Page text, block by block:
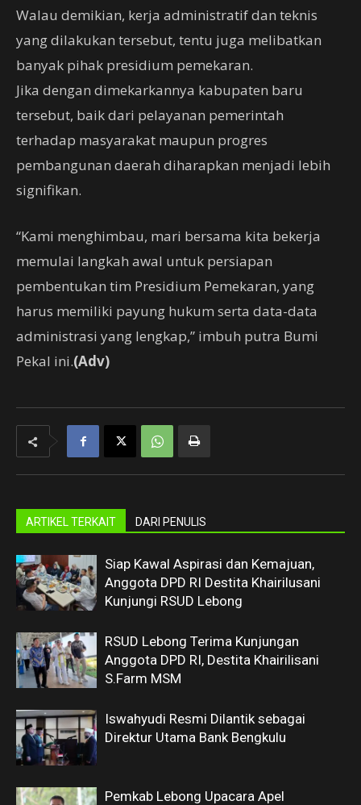
Walau demikian, kerja administratif dan teknis
yang dilakukan tersebut, tentu juga melibatkan
banyak pihak presidium pemekaran.
Jika dengan dimekarkannya kabupaten baru
tersebut, baik dari pelayanan pemerintah
terhadap masyarakat maupun progres
pembangunan daerah diharapkan menjadi lebih
signifikan.
“Kami menghimbau, mari bersama kita bekerja
memulai langkah awal untuk persiapan
pembentukan tim Presidium Pemekaran, yang
harus memiliki payung hukum serta data-data
administrasi yang lengkap,” imbuh putra Bumi
Pekal ini.(Adv)
ARTIKEL TERKAIT DARI PENULIS
Siap Kawal Aspirasi dan Kemajuan,
Anggota DPD RI Destita Khairilusani
Kunjungi RSUD Lebong
RSUD Lebong Terima Kunjungan
Anggota DPD RI, Destita Khairilisani
S.Farm MSM
Iswahyudi Resmi Dilantik sebagai
Direktur Utama Bank Bengkulu
Pemkab Lebong Upacara Apel